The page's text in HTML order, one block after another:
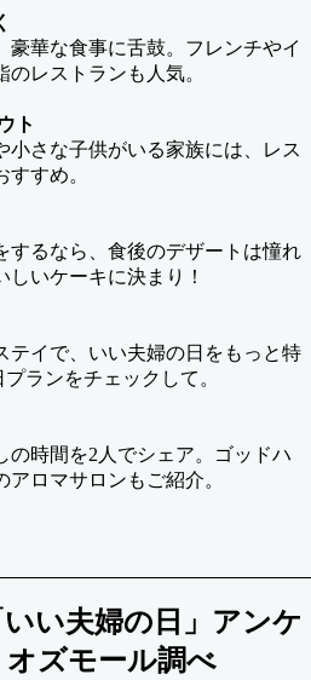
豪華な食事に舌鼓。フレンチやイ
レストランも人気。
ト
小さな子供がいる家族には、レス
すすめ。
するなら、食後のデザートは憧れ
いケーキに決まり！
テイで、いい夫婦の日をもっと特
ランをチェックして。
の時間を2人でシェア。ゴッドハ
ロマサロンもご紹介。
い夫婦の日」アンケ
オズモール調べ